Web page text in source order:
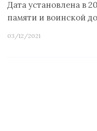
Дата установлена в
памяти и воинской
03/12/2021